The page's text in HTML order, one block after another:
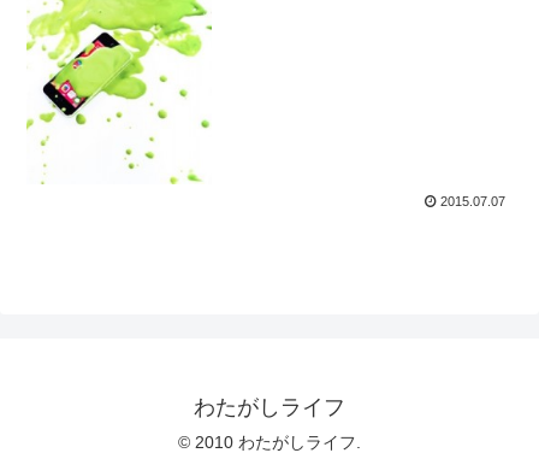
2015.07.07
わたがしライフ
© 2010 わたがしライフ.